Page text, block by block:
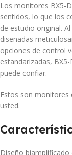
Los monitores BX5-
sentidos, lo que los
de estudio original.
diseñadas
opciones de control
estandarizadas,
puede confiar.
Estos son monitores
usted.
Diseño biamplificado